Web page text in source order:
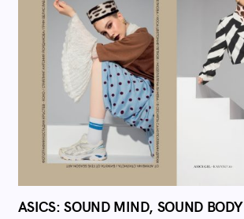
ASICS: SOUND MIND, SOUND BODY